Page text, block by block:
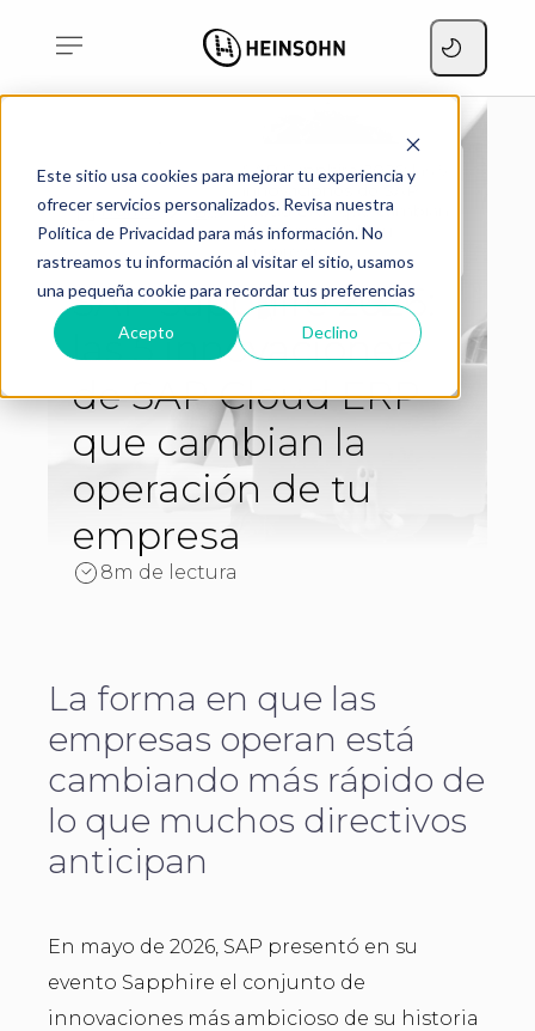
Este sitio usa cookies para mejorar tu experiencia y
ofrecer servicios personalizados. Revisa nuestra
Política de Privacidad para más información. No
rastreamos tu información al visitar el sitio, usamos
una pequeña cookie para recordar tus preferencias
Acepto Declino
Home Blog
SAP Sapphire 2026: las 5
innovaciones de SAP
Cloud ERP que cambian
la operación de tu
empresa
SAP Sapphire 2026:
las 5 innovaciones
de SAP Cloud ERP
que cambian la
operación de tu
empresa
8m de lectura
La forma en que las
empresas operan está
cambiando más rápido de
lo que muchos directivos
anticipan
En mayo de 2026, SAP presentó en su
evento Sapphire el conjunto de
innovaciones más ambicioso de su historia